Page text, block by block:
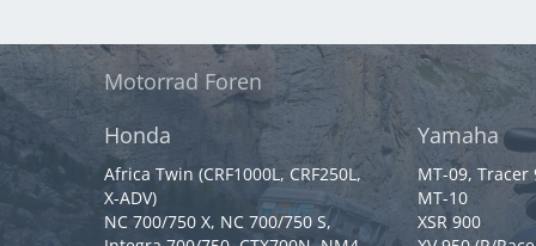
Motorrad Foren
Honda
Africa Twin (CRF1000L, CRF250L,
X-ADV)
NC 700/750 X, NC 700/750 S,
Yamaha
MT-09, Tracer
MT-10
XSR 900